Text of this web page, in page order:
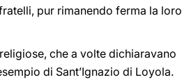
pur rimanendo ferma la loro
che a volte dichiaravano
di Sant’Ignazio di Loyola.